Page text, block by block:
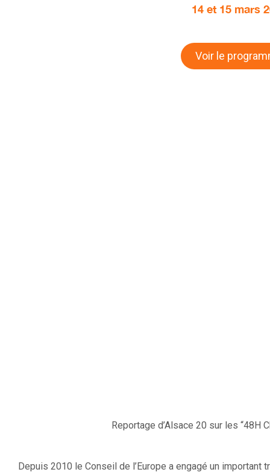
14 et 15 mars
Voir le
Reportage d’Alsace 20 sur les “48H
Depuis 2010 le Conseil de l’Europe a engagé un important